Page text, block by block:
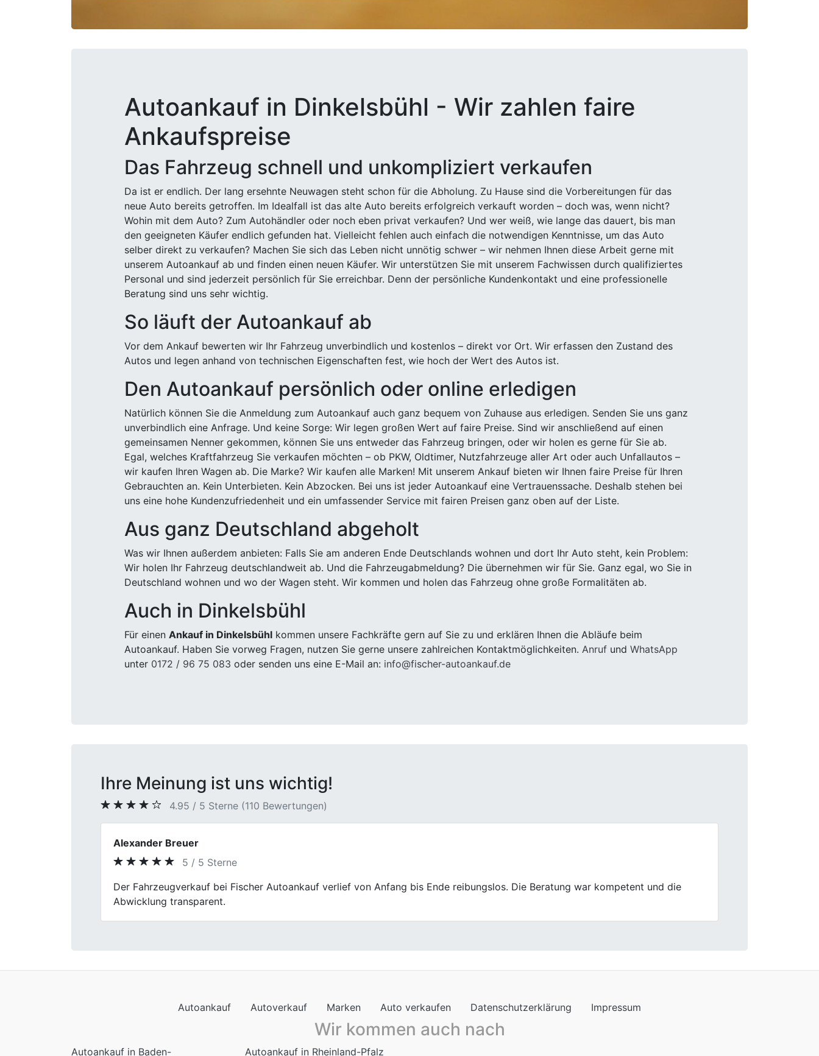
Autoankauf in Dinkelsbühl - Wir zahlen faire
Ankaufspreise
Das Fahrzeug schnell und unkompliziert verkaufen
Da ist er endlich. Der lang ersehnte Neuwagen steht schon für die Abholung. Zu Hause sind die Vorbereitungen für das
neue Auto bereits getroffen. Im Idealfall ist das alte Auto bereits erfolgreich verkauft worden – doch was, wenn nicht?
Wohin mit dem Auto? Zum Autohändler oder noch eben privat verkaufen? Und wer weiß, wie lange das dauert, bis man
den geeigneten Käufer endlich gefunden hat. Vielleicht fehlen auch einfach die notwendigen Kenntnisse, um das Auto
selber direkt zu verkaufen? Machen Sie sich das Leben nicht unnötig schwer – wir nehmen Ihnen diese Arbeit gerne mit
unserem Autoankauf ab und finden einen neuen Käufer. Wir unterstützen Sie mit unserem Fachwissen durch qualifiziertes
Personal und sind jederzeit persönlich für Sie erreichbar. Denn der persönliche Kundenkontakt und eine professionelle
Beratung sind uns sehr wichtig.
So läuft der Autoankauf ab
Vor dem Ankauf bewerten wir Ihr Fahrzeug unverbindlich und kostenlos – direkt vor Ort. Wir erfassen den Zustand des
Autos und legen anhand von technischen Eigenschaften fest, wie hoch der Wert des Autos ist.
Den Autoankauf persönlich oder online erledigen
Natürlich können Sie die Anmeldung zum Autoankauf auch ganz bequem von Zuhause aus erledigen. Senden Sie uns ganz
unverbindlich eine Anfrage. Und keine Sorge: Wir legen großen Wert auf faire Preise. Sind wir anschließend auf einen
gemeinsamen Nenner gekommen, können Sie uns entweder das Fahrzeug bringen, oder wir holen es gerne für Sie ab.
Egal, welches Kraftfahrzeug Sie verkaufen möchten – ob PKW, Oldtimer, Nutzfahrzeuge aller Art oder auch Unfallautos –
wir kaufen Ihren Wagen ab. Die Marke? Wir kaufen alle Marken! Mit unserem Ankauf bieten wir Ihnen faire Preise für Ihren
Gebrauchten an. Kein Unterbieten. Kein Abzocken. Bei uns ist jeder Autoankauf eine Vertrauenssache. Deshalb stehen bei
uns eine hohe Kundenzufriedenheit und ein umfassender Service mit fairen Preisen ganz oben auf der Liste.
Aus ganz Deutschland abgeholt
Was wir Ihnen außerdem anbieten: Falls Sie am anderen Ende Deutschlands wohnen und dort Ihr Auto steht, kein Problem:
Wir holen Ihr Fahrzeug deutschlandweit ab. Und die Fahrzeugabmeldung? Die übernehmen wir für Sie. Ganz egal, wo Sie in
Deutschland wohnen und wo der Wagen steht. Wir kommen und holen das Fahrzeug ohne große Formalitäten ab.
Auch in Dinkelsbühl
Für einen Ankauf in Dinkelsbühl kommen unsere Fachkräfte gern auf Sie zu und erklären Ihnen die Abläufe beim
Autoankauf. Haben Sie vorweg Fragen, nutzen Sie gerne unsere zahlreichen Kontaktmöglichkeiten. Anruf und WhatsApp
unter 0172 / 96 75 083 oder senden uns eine E-Mail an: info@fischer-autoankauf.de
Ihre Meinung ist uns wichtig!
4.95 / 5 Sterne (110 Bewertungen)
Jonas Becker
5 / 5 Sterne
Mein Verkaufserlebnis bei Fischer Autoankauf war absolut positiv. Die Mitarbeiter waren sehr hilfsbereit und die Bewertung
meines Autos war fair und transparent. Die gesamte Abwicklung verlief schnell und professionell.
Autoankauf Autoverkauf Marken Auto verkaufen Datenschutzerklärung Impressum
Wir kommen auch nach
Autoankauf in Baden- Autoankauf in Rheinland-Pfalz